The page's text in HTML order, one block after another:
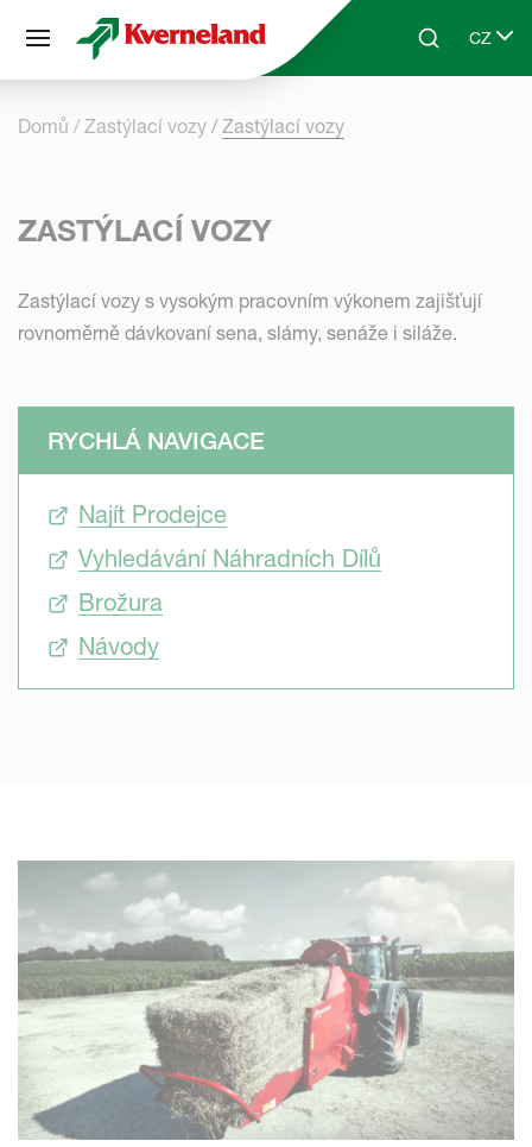
Skip to main contentSearchCZ
Select
Domů Zastýlací vozy Zastýlací vozy
ZASTÝLACÍ VOZY
Zastýlací vozy s vysokým pracovním výkonem zajišťují
rovnoměrně dávkovaní sena, slámy, senáže i siláže.
RYCHLÁ NAVIGACE
Najít Prodejce
Vyhledávání Náhradních Dílů
Brožura
Návody
Panel pro správu cookies